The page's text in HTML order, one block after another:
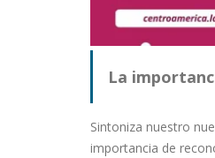
La
Sintoniza nuestro
importancia de